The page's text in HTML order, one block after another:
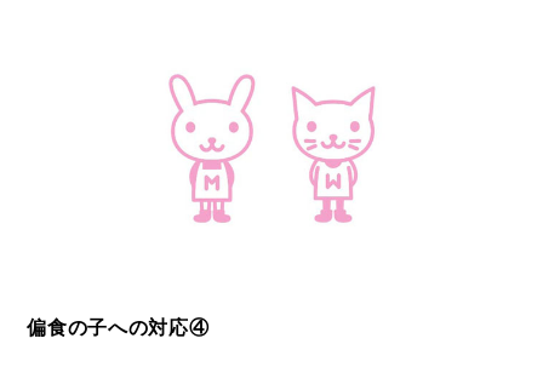
偏食の子への対応④